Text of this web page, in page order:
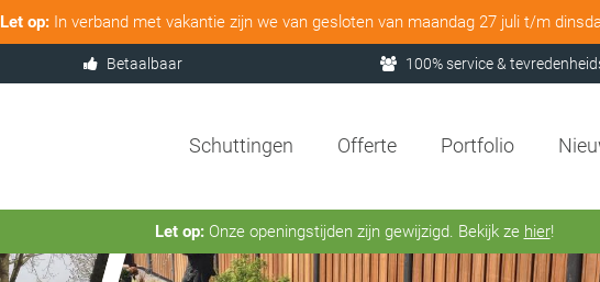
Let op:In verband met vakantie zijn we van gesloten van maandag 27 juli t/m
Betaalbaar 100% service &
Schuttingen Offerte Portfolio
Let op:Onze openingstijden zijn gewijzigd. Bekijk ze hier!